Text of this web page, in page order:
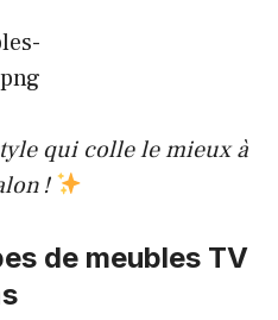
qui colle le mieux à
!
de meubles TV